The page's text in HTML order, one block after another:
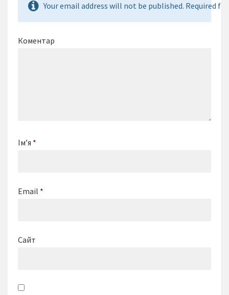
Your email address will not be published. Required
Коментар
Ім’я *
Email *
Сайт